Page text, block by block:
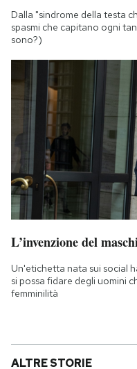
Dalla "sindrome della testa
spasmi che capitano ogni
sono?)
L’invenzione del
Un'etichetta nata sui social
si possa fidare degli uomini
femminilità
ALTRE STORIE